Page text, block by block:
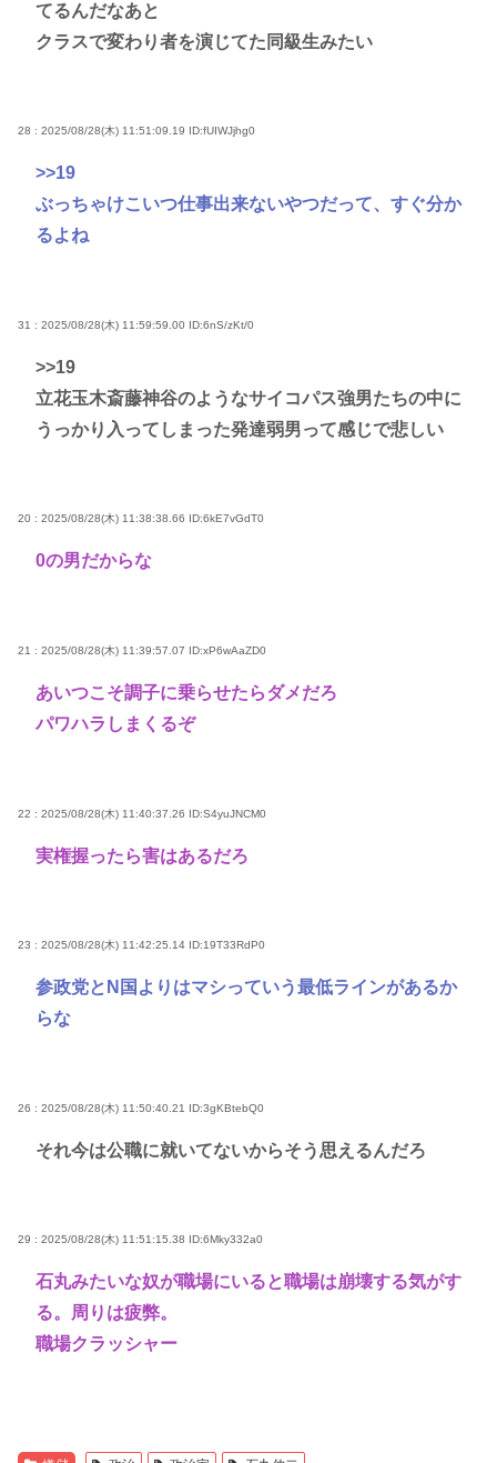
てるんだなあと
クラスで変わり者を演じてた同級生みたい
28 : 2025/08/28(木) 11:51:09.19 ID:fUIWJjhg0
>>19
ぶっちゃけこいつ仕事出来ないやつだって、すぐ分か
るよね
31 : 2025/08/28(木) 11:59:59.00 ID:6nS/zKt/0
>>19
立花玉木斎藤神谷のようなサイコパス強男たちの中に
うっかり入ってしまった発達弱男って感じで悲しい
20 : 2025/08/28(木) 11:38:38.66 ID:6kE7vGdT0
0の男だからな
21 : 2025/08/28(木) 11:39:57.07 ID:xP6wAaZD0
あいつこそ調子に乗らせたらダメだろ
パワハラしまくるぞ
22 : 2025/08/28(木) 11:40:37.26 ID:S4yuJNCM0
実権握ったら害はあるだろ
23 : 2025/08/28(木) 11:42:25.14 ID:19T33RdP0
参政党とN国よりはマシっていう最低ラインがあるか
らな
26 : 2025/08/28(木) 11:50:40.21 ID:3gKBtebQ0
それ今は公職に就いてないからそう思えるんだろ
29 : 2025/08/28(木) 11:51:15.38 ID:6Mky332a0
石丸みたいな奴が職場にいると職場は崩壊する気がす
る。周りは疲弊。
職場クラッシャー